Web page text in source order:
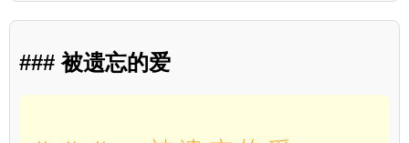
### 被遗忘的爱